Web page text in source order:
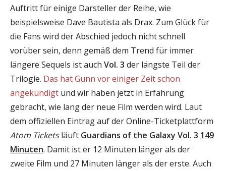
Auftritt für einige Darsteller der Reihe, wie
beispielsweise Dave Bautista als Drax. Zum Glück für
die Fans wird der Abschied jedoch nicht schnell
vorüber sein, denn gemäß dem Trend für immer
längere Sequels ist auch Vol. 3 der längste Teil der
Trilogie. Das hat Gunn vor einiger Zeit schon
angekündigt und wir haben jetzt in Erfahrung
gebracht, wie lang der neue Film werden wird. Laut
dem offiziellen Eintrag auf der Online-Ticketplattform
Atom Ticketsläuft Guardians of the Galaxy Vol. 3 149
Minuten. Damit ist er 12 Minuten länger als der
zweite Film und 27 Minuten länger als der erste. Auch